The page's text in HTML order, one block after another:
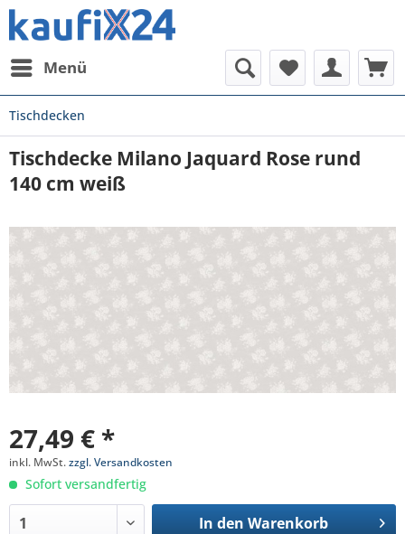
Menü
Tischdecken
Tischdecke Milano Jaquard Rose rund
140 cm weiß
27,49 € *
inkl. MwSt.zzgl. Versandkosten
Sofort versandfertig
In den Warenkorb